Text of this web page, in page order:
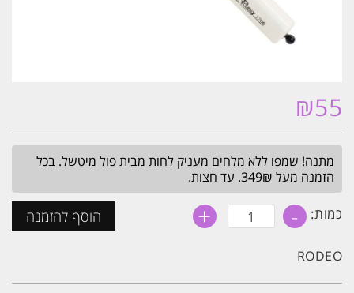
₪55
מתנה! שמפו ללא מלחים מעניק לחות מבית פול מיטשל. בכל
הזמנה מעל 349₪. עד חצות.
כמות: - כמות
של
מלא
+ הוסף להזמנה
RODEO